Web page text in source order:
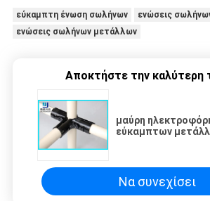
εύκαμπτη ένωση σωλήνων
ενώσεις
ενώσεις σωλήνων μετάλλων
Αποκτήστε την καλύτερη
μαύρη
εύκαμπτων
Να συνεχίσει